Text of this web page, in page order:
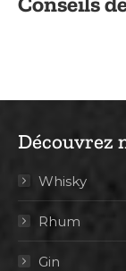
Découvrez
Whisky
Rhum
Gin